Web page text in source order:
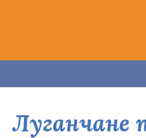
Луганчане